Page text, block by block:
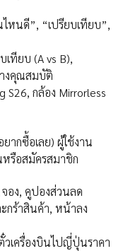
หนดี”, “เปรียบเทียบ”,
ทียบ (A vs B),
งคุณสมบัติ
S26, กล้อง Mirrorless
ากซื้อเลย) ผู้ใช้งาน
หรือสมัครสมาชิก
อง, คูปองส่วนลด
ร้าสินค้า, หน้าลง
วเครื่องบินไปญี่ปุ่นราคา